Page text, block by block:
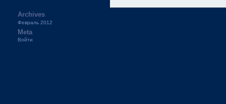
Archives
Февраль 2012
Meta
Войти